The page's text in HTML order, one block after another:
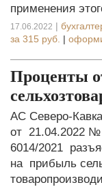
применения
17.06.2022 |
за 315 руб. |
Проценты
АС Северо-
от 21.04.2022
6014/2021
на прибыль